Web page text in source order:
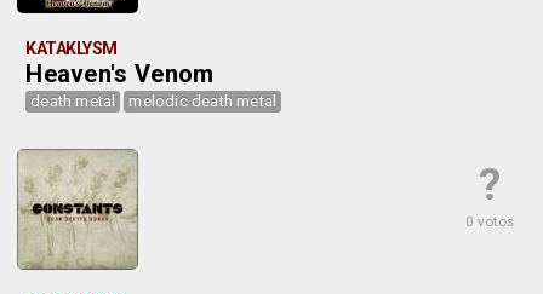
KATAKLYSM
Heaven's Venom
death metal melodic death metal
?
0 votos